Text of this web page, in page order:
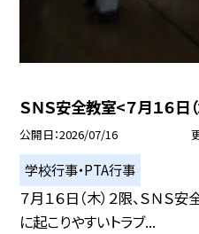
ＳＮＳ安全教室<７月１６日
公開日 2026/07/16
学校行事・PTA行事
７月１６日（木）２限、ＳＮＳ
に起こりやすいトラブ...